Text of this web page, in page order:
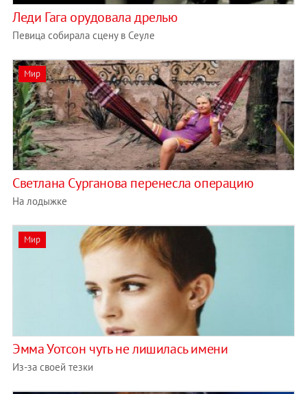
Леди Гага орудовала дрелью
Певица собирала сцену в Сеуле
Мир
Светлана Сурганова перенесла операцию
На лодыжке
Мир
Эмма Уотсон чуть не лишилась имени
Из-за своей тезки